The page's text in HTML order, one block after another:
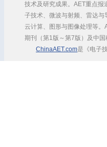
技术及研究成果。AET重点报
子技术、微波与射频、雷达
云计算、图形与图像处理等
期刊（第1版～第7版）及中
ChinaAET.com是《电子